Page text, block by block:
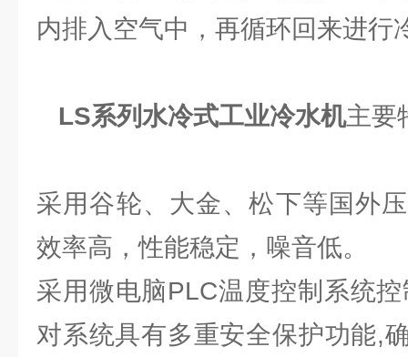
内排入空气中，再循环回来进行
LS系列水冷式工业冷水机主要
采用谷轮、大金、松下等国外
效率高，性能稳定，噪音低。
采用微电脑PLC温度控制系统
对系统具有多重安全保护功能,